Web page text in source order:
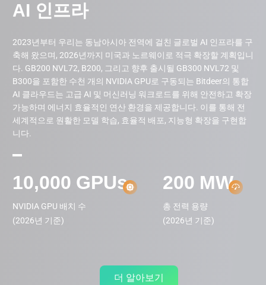
AI 인프라
2023년부터 우리는 동남아시아 전역에 걸친 글로벌 AI 인프라를 구
축해 왔으며, 2026년까지 미국과 노르웨이로 적극 확장할 계획입니
다. GB200 NVL72, B200, 그리고 향후 출시될 GB300 NVL72 및
B300을 포함한 수천 개의 NVIDIA GPU로 구동되는 Bitdeer의 통합
AI 클라우드는 고급 AI 및 머신러닝 워크로드를 위해 안전하고 확장
가능하며 에너지 효율적인 연산 환경을 제공합니다. 이를 통해 전
세계적으로 원활한 모델 학습, 효율적 배포, 지능형 확장을 구현합
니다.
10,000 GPUs
NVIDIA GPU 배치 수
(2026년 기준)
200 MW
총 전력 용량
(2026년 기준)
더 알아보기